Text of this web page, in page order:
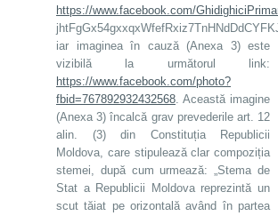
https://www.facebook.com/
iar imaginea în cauză (Anexa 3) este
vizibilă la următorul link:
https://www.facebook.com/photo?
fbid=767892932432568. Această imagine
(Anexa 3) încalcă grav prevederile art. 12
alin. (3) din Constituția Republicii
Moldova, care stipulează clar compoziția
stemei, după cum urmează: „Stema de
Stat a Republicii Moldova reprezintă un
scut tăiat pe orizontală având în partea